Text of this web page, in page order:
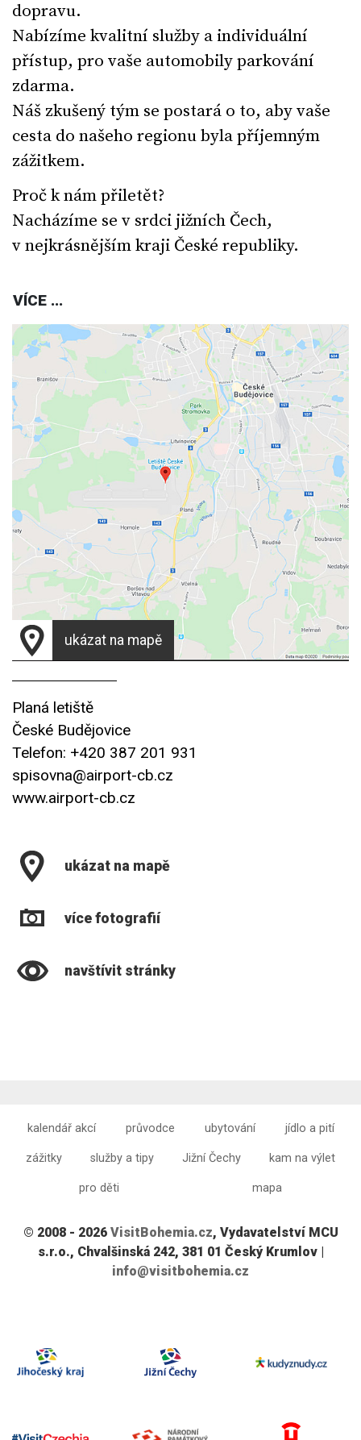
dopravu.
Nabízíme kvalitní služby a individuální
přístup, pro vaše automobily parkování
zdarma.
Náš zkušený tým se postará o to, aby vaše
cesta do našeho regionu byla příjemným
zážitkem.
Proč k nám přiletět?
Nacházíme se v srdci jižních Čech,
v nejkrásnějším kraji České republiky.
VÍCE ...
ukázat na mapě
Planá letiště
České Budějovice
Telefon: +420 387 201 931
spisovna@airport-cb.cz
www.airport-cb.cz
ukázat na mapě
více fotografií
navštívit stránky
kalendář akcí průvodce ubytování jídlo a pití
zážitky služby a tipy Jižní Čechy kam na výlet
pro děti mapa
© 2008 - 2026 VisitBohemia.cz, Vydavatelství MCU
s.r.o., Chvalšinská 242, 381 01 Český Krumlov |
info@visitbohemia.cz